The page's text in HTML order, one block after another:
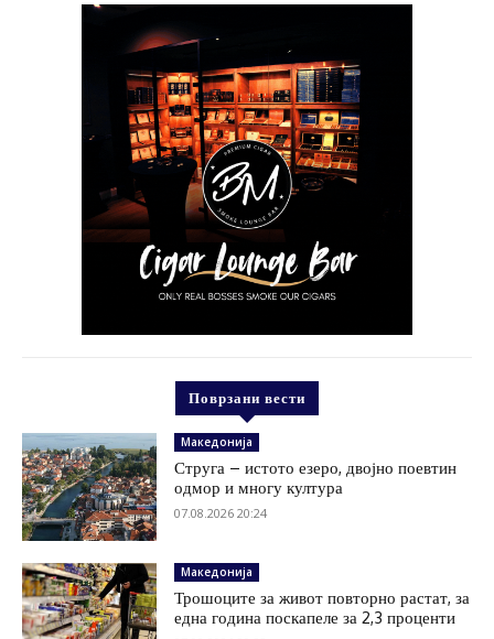
Поврзани вести
Македонија
Струга – истото езеро, двојно поевтин
одмор и многу култура
07.08.2026 20:24
Македонија
Трошоците за живот повторно растат, за
една година поскапеле за 2,3 проценти